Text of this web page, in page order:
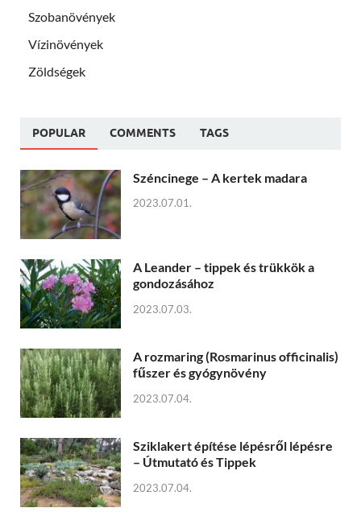
Szobanövények
Vízinövények
Zöldségek
POPULAR COMMENTS TAGS
Széncinege – A kertek madara
2023.07.01.
A Leander – tippek és trükkök a
gondozásához
2023.07.03.
A rozmaring (Rosmarinus officinalis)
fűszer és gyógynövény
2023.07.04.
Sziklakert építése lépésről lépésre
– Útmutató és Tippek
2023.07.04.